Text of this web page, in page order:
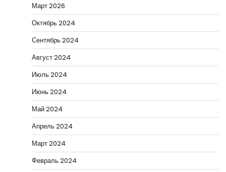
Март 2026
Октябрь 2024
Сентябрь 2024
Август 2024
Июль 2024
Июнь 2024
Май 2024
Апрель 2024
Март 2024
Февраль 2024